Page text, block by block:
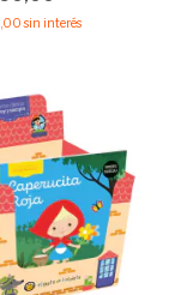
sin interés